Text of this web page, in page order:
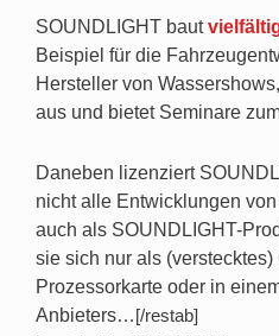
SOUNDLIGHT baut
Beispiel für die
Hersteller von
aus und bietet Seminare
Daneben lizenziert
nicht alle Entwicklungen
auch als SOUNDLIGHT-
sie sich nur als
Prozessorkarte oder in
Anbieters…[/restab]